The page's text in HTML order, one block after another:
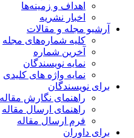
اهداف و زمینه‌ها
اخبار نشریه
آرشیو مجله و مقالات
کلیه شماره‌های مجله
آخرین شماره
نمایه نویسندگان
نمایه واژه های کلیدی
برای نویسندگان
راهنمای نگارش مقاله
راهنمای ارسال مقاله
فرم ارسال مقاله
برای داوران